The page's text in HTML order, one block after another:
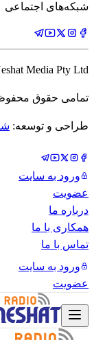
شبکه‌های اجتماعی
Media Pty Ltd
تمامی حقوق
طراحی و توسعه:
ورود به سایت
عضویت
درباره ما
همکاری با ما
تماس با ما
ورود به سایت
عضویت